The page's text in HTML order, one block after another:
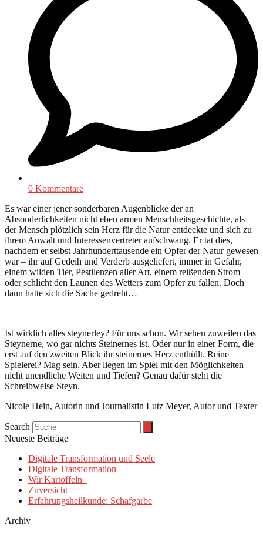
0 Kommentare
Es war einer jener sonderbaren Augenblicke der an
Absonderlichkeiten nicht eben armen Menschheitsgeschichte, als
der Mensch plötzlich sein Herz für die Natur entdeckte und sich zu
ihrem Anwalt und Interessenvertreter aufschwang. Er tat dies,
nachdem er selbst Jahrhunderttausende ein Opfer der Natur gewesen
war – ihr auf Gedeih und Verderb ausgeliefert, immer in Gefahr,
einem wilden Tier, Pestilenzen aller Art, einem reißenden Strom
oder schlicht den Launen des Wetters zum Opfer zu fallen. Doch
dann hatte sich die Sache gedreht…
Ist wirklich alles steynerley? Für uns schon. Wir sehen zuweilen das
Steynerne, wo gar nichts Steinernes ist. Oder nur in einer Form, die
erst auf den zweiten Blick ihr steinernes Herz enthüllt. Reine
Spielerei? Mag sein. Aber liegen im Spiel mit den Möglichkeiten
nicht unendliche Weiten und Tiefen? Genau dafür steht die
Schreibweise Steyn.
Nicole Hein, Autorin und Journalistin Lutz Meyer, Autor und Texter
Search
Neueste Beiträge
Digitale Transformation und Seele
Digitale Transformation
Wir Kartoffeln
Zuversicht
Erfahrungsheilkunde: Schafgarbe
Archiv